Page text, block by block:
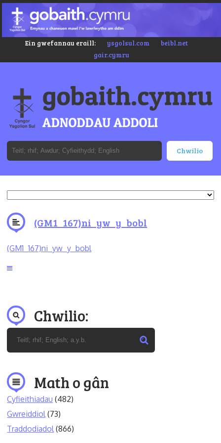
Ein gwefannau eraill: ysgolsul.com
beibl.net
gair.cymru
(GM1_167)ni_yw_y_bobl
(GM1_167)ni_yw_y_bobl
Chwilio:
Math o gân
Cyfieithiadau (482)
Gwreiddiol (73)
Traddodiadol (866)